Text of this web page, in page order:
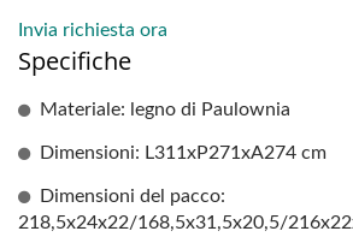
Invia richiesta ora
Specifiche
Materiale: legno di Paulownia
Dimensioni: L311xP271xA274 cm
Dimensioni del pacco:
218,5x24x22/168,5x31,5x20,5/